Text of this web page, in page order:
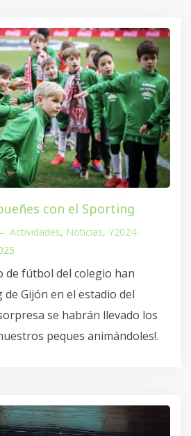
con el Sporting
– Actividades, Noticias, Y2024-
de fútbol del colegio han
Gijón en el estadio del
se habrán llevado los
peques animándoles!.